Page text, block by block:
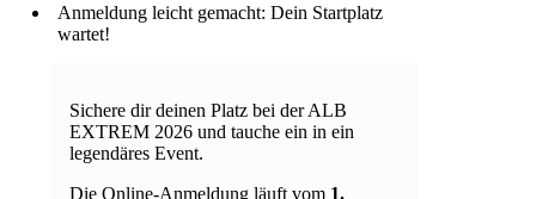
Anmeldung leicht gemacht: Dein Startplatz
wartet!
Sichere dir deinen Platz bei der ALB
EXTREM 2026 und tauche ein in ein
legendäres Event.
Die Online-Anmeldung läuft vom 1.